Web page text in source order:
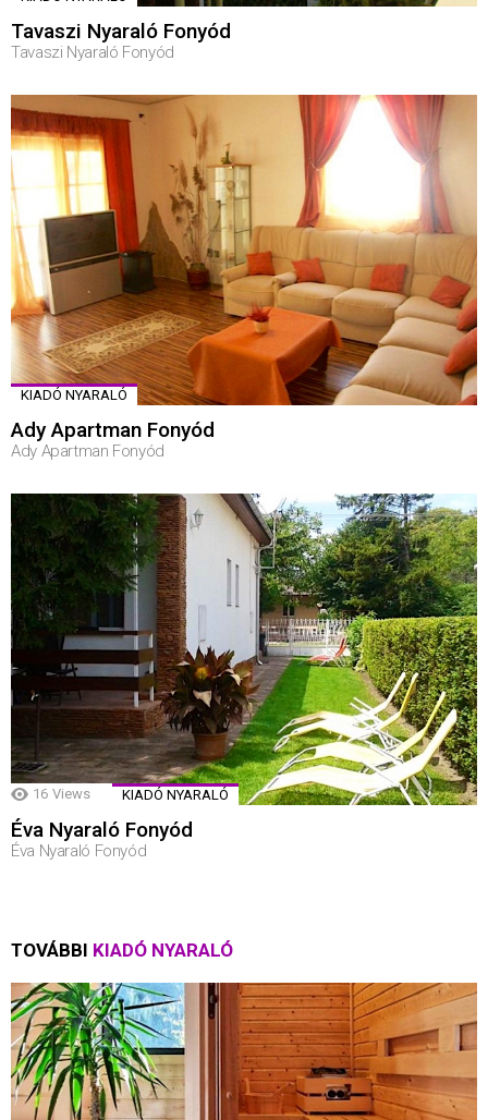
Tavaszi Nyaraló Fonyód
Tavaszi Nyaraló Fonyód
KIADÓ NYARALÓ
Ady Apartman Fonyód
Ady Apartman Fonyód
16 Views KIADÓ NYARALÓ
Éva Nyaraló Fonyód
Éva Nyaraló Fonyód
TOVÁBBI KIADÓ NYARALÓ